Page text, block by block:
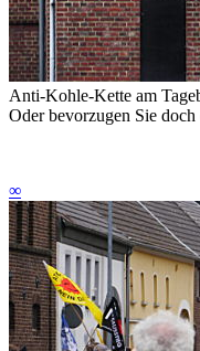
Anti-Kohle-Kette am
Oder bevorzugen Sie doch
∞